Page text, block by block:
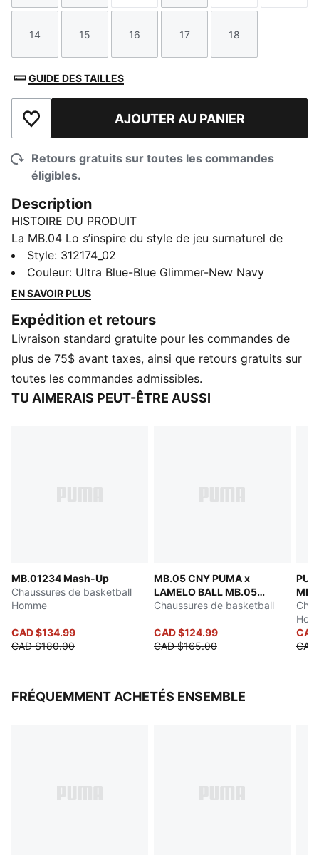
Taille
14
Taille
15
Taille
16
Taille
17
Taille
18
GUIDE DES TAILLES
Ajouter à la liste de souhaits
AJOUTER AU PANIER
Retours gratuits sur toutes les commandes
éligibles.
Description
HISTOIRE DU PRODUIT
La MB.04 Lo s’inspire du style de jeu surnaturel de
Melo, avec sa texture extraterrestre sur toute la tige
et le logo des ailes de Melo qui enveloppe le talon.
Dotée d’une double maille respirante procurant du
puissance sur le terrain, cette paire Team se
démarquera parmi les joueurs avec ses couleurs
audacieuses et vives.
CARACTÉRISTIQUES ET AVANTAGES
TIGE EN MAILLE TECHNIQUE : matériaux multi-zones
Semelle extérieure : Bande à haute abrasion composée
de caoutchouc antidérapant, pour une adhérence
Semelle extérieure avec motif de vaisseau spatial en
vol stationnaire, inscriptions NOT FROM HERE et
enveloppant le talon
Style: 312174_02
Couleur: Ultra Blue-Blue Glimmer-New Navy
EN SAVOIR PLUS
Expédition et retours
Livraison standard gratuite pour les commandes de
plus de 75$ avant taxes, ainsi que retours gratuits sur
toutes les commandes admissibles.
TU AIMERAIS PEUT-ÊTRE AUSSI
MB.01234 Mash-Up
Chaussures de basketball
Homme
CAD $134.99
CAD $180.00
MB.05 CNY PUMA x
LAMELO BALL MB.05
Crowd Surf
Chaussures de basketball
CAD $124.99
CAD $165.00
FRÉQUEMMENT ACHETÉS ENSEMBLE